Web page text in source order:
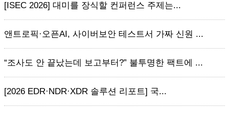
[ISEC 2026] 대미를 장식할 컨퍼런스 주제는...
앤트로픽·오픈AI, 사이버보안 테스트서 가짜 신원 ...
“조사도 안 끝났는데 보고부터?” 불투명한 팩트에 ...
[2026 EDR·NDR·XDR 솔루션 리포트] 국...